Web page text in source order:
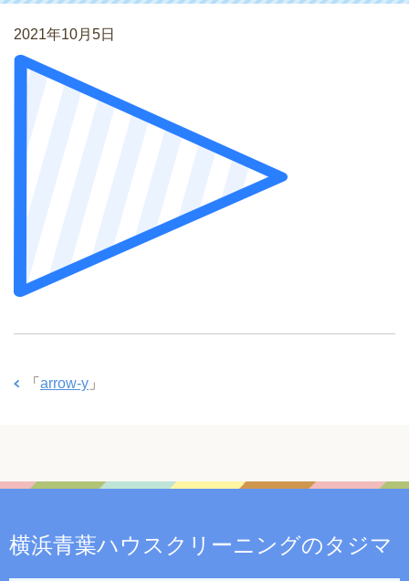
2021年10月5日
「 arrow-y 」
横浜青葉ハウスクリーニングのタジマ